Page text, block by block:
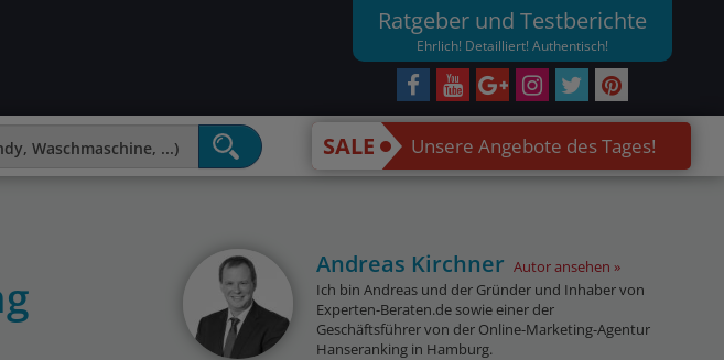
Ratgeber und Testberichte
Ehrlich! Detailliert! Authentisch!
SALE Unsere Angebote des Tages!
Andreas Kirchner Autor ansehen
Ich bin Andreas und der Gründer und Inhaber von
Experten-Beraten.de sowie einer der
Geschäftsführer von der Online-Marketing-Agentur
Hanseranking in Hamburg.